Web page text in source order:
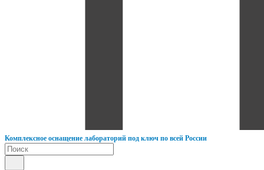
Комплексное оснащение лабораторий под ключ по всей России